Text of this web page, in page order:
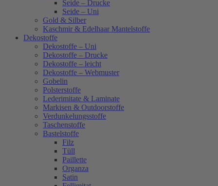
Seide – Drucke
Seide – Uni
Gold & Silber
Kaschmir & Edelhaar Mantelstoffe
Dekostoffe
Dekostoffe – Uni
Dekostoffe – Drucke
Dekostoffe – leicht
Dekostoffe – Webmuster
Gobelin
Polsterstoffe
Lederimitate & Laminate
Markisen & Outdoorstoffe
Verdunkelungsstoffe
Taschenstoffe
Bastelstoffe
Filz
Tüll
Paillette
Organza
Satin